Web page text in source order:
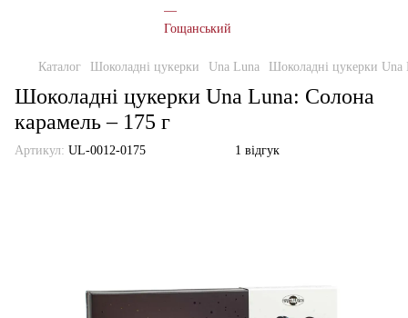
Каталог Шоколадні цукерки Una Luna Шоколадні цукерки Una
Шоколадні цукерки Una Luna: Солона
карамель – 175 г
Артикул: UL-0012-0175 1 відгук